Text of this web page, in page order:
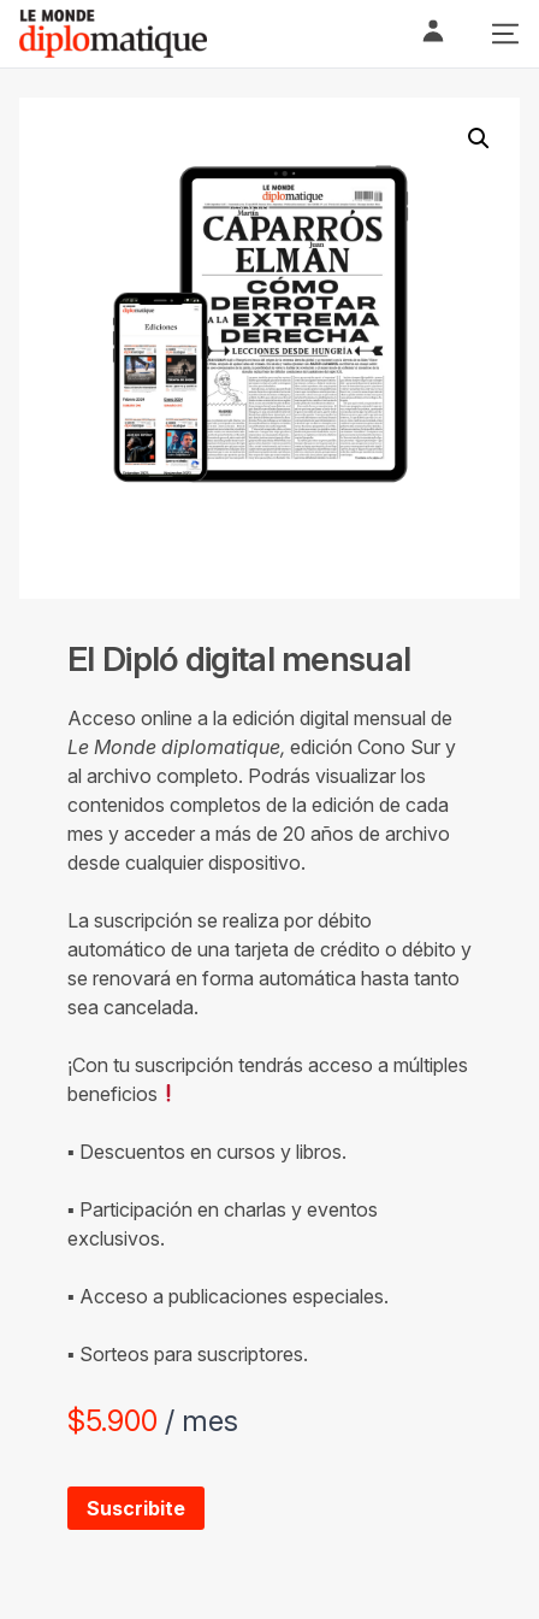
Skip
content
Le monde diplomatique
El Dipló digital mensual
Acceso online a la edición digital mensual de
Le Monde diplomatique, edición Cono Sur y
al archivo completo. Podrás visualizar los
contenidos completos de la edición de cada
mes y acceder a más de 20 años de archivo
desde cualquier dispositivo.
La suscripción se realiza por débito
automático de una tarjeta de crédito o débito y
se renovará en forma automática hasta tanto
sea cancelada.
¡Con tu suscripción tendrás acceso a múltiples
beneficios
▪ Descuentos en cursos y libros.
▪ Participación en charlas y eventos
exclusivos.
▪ Acceso a publicaciones especiales.
▪ Sorteos para suscriptores.
$5.900 / mes
Suscribite